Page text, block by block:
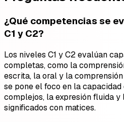
¿Qué competencias se
C1 y C2?
Los niveles C1 y C2 evalúan
completas, como la
escrita, la oral y la
se pone el foco en la
complejos, la expresión fluida y
significados con matices.